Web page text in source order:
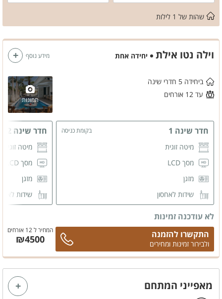
שהות של 1 לילות
וילה נטו אילת יחידה אחת
תמונות
ביחידה 5 חדרי שינה
עד 12 אורחים
חדר שינה 1 בקומת כניסה
מיטה זוגית
מסך LCD
מזגן
שידות לאחסון
חדר שינה 2
מיטה זוגית
מסך LCD
מזגן
שידות
מידע נוסף
המחיר ל 12 אורחים
לא עודכנה זמינות
₪4500 התקשרו להזמנה
ולבירור זמינות ומחירים
מאפייני המתחם